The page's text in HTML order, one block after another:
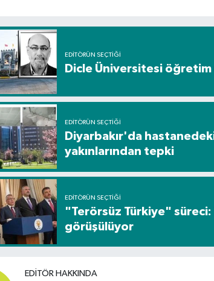
EDITÖRÜN SEÇTIĞI
Dicle Üniversitesi öğretim
EDITÖRÜN SEÇTIĞI
Diyarbakır'da
yakınlarından tepki
EDITÖRÜN SEÇTIĞI
"Terörsüz Türkiye"
görüşülüyor
EDITÖR HAKKINDA